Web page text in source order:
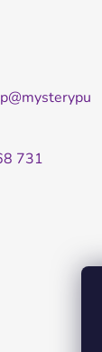
@mysterypu
731